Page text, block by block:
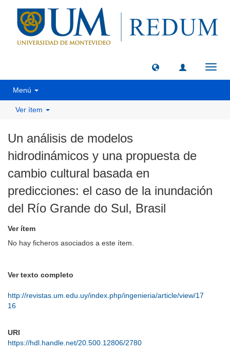
Menú
Ver ítem
Un análisis de modelos
hidrodinámicos y una propuesta de
cambio cultural basada en
predicciones: el caso de la inundación
del Río Grande do Sul, Brasil
Ver ítem
No hay ficheros asociados a este ítem.
Ver texto completo
http://revistas.um.edu.uy/index.php/ingenieria/article/view/17
16
URI
https://hdl.handle.net/20.500.12806/2780